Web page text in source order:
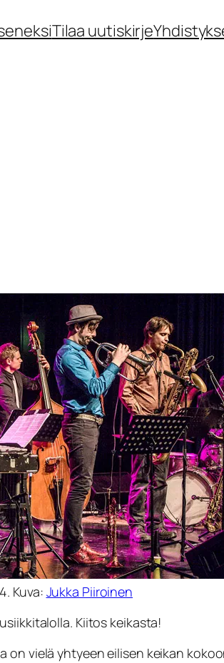
Tilaa uutiskirje
Kuva: Jukka Piiroinen
Kiitos keikasta!
on vielä yhtyeen eilisen keikan